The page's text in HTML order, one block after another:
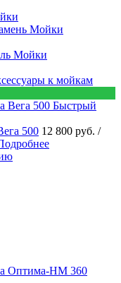
Мойки
Мойки
к мойкам
Быстрый
500 12 800 руб. /